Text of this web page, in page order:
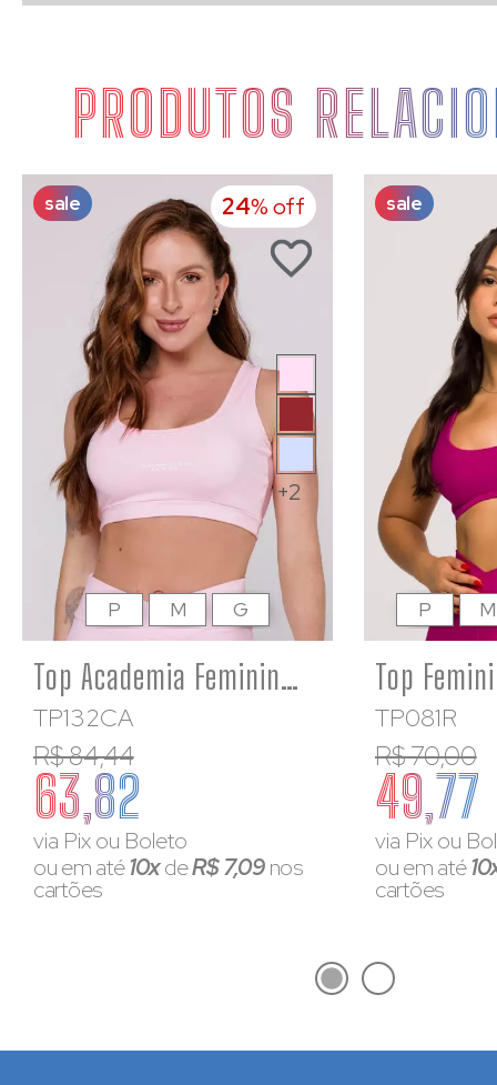
PRODUTOS
sale 24% off
+2
Top Academia Feminino Estampado Costas Aberta Poliamida Rosa bebê
TP132CA
R$ 84,44
63,82
via Pix ou Boleto
ou em até10xdeR$ 7,09nos
cartões
P M G
sale
TP081R
R$ 70,00
49,77
via Pix ou
ou em até
cartões
P M